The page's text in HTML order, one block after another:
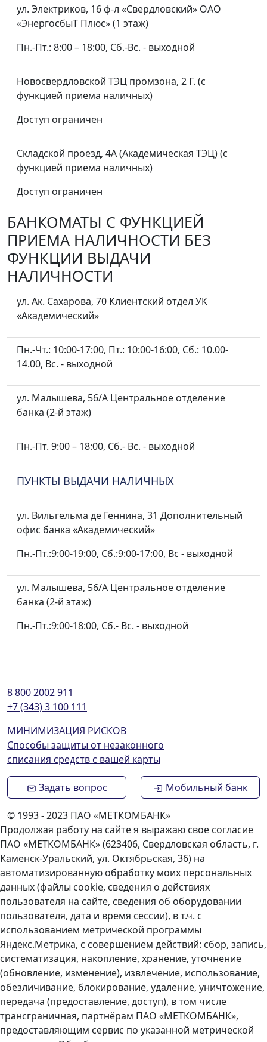
ул. Электриков, 16 ф-л «Свердловский» ОАО
«ЭнергосбыТ Плюс» (1 этаж)
Пн.-Пт.: 8:00 – 18:00, Сб.-Вс. - выходной
Новосвердловской ТЭЦ промзона, 2 Г. (с
функцией приема наличных)
Доступ ограничен
Складской проезд, 4А (Академическая ТЭЦ) (с
функцией приема наличных)
Доступ ограничен
БАНКОМАТЫ С ФУНКЦИЕЙ
ПРИЕМА НАЛИЧНОСТИ БЕЗ
ФУНКЦИИ ВЫДАЧИ
НАЛИЧНОСТИ
ул. Ак. Сахарова, 70 Клиентский отдел УК
«Академический»
Пн.-Чт.: 10:00-17:00, Пт.: 10:00-16:00, Сб.: 10.00-
14.00, Вс. - выходной
ул. Малышева, 56/А Центральное отделение
банка (2-й этаж)
Пн.-Пт. 9:00 – 18:00, Сб.- Вс. - выходной
ПУНКТЫ ВЫДАЧИ НАЛИЧНЫХ
ул. Вильгельма де Геннина, 31 Дополнительный
офис банка «Академический»
Пн.-Пт.:9:00-19:00, Сб.:9:00-17:00, Вс - выходной
ул. Малышева, 56/А Центральное отделение
банка (2-й этаж)
Пн.-Пт.:9:00-18:00, Сб.- Вс. - выходной
8 800 2002 911
+7 (343) 3 100 111
МИНИМИЗАЦИЯ РИСКОВ
Способы защиты от незаконного
списания средств с вашей карты
Задать вопрос Мобильный банк
© 1993 - 2023 ПАО «МЕТКОМБАНК»
Продолжая работу на сайте я выражаю свое согласие
ПАО «МЕТКОМБАНК» (623406, Свердловская область, г.
Каменск-Уральский, ул. Октябрьская, 36) на
автоматизированную обработку моих персональных
данных (файлы cookie, сведения о действиях
пользователя на сайте, сведения об оборудовании
пользователя, дата и время сессии), в т.ч. с
использованием метрической программы
Яндекс.Метрика, с совершением действий: сбор, запись,
систематизация, накопление, хранение, уточнение
(обновление, изменение), извлечение, использование,
обезличивание, блокирование, удаление, уничтожение,
передача (предоставление, доступ), в том числе
трансграничная, партнёрам ПАО «МЕТКОМБАНК»,
предоставляющим сервис по указанной метрической